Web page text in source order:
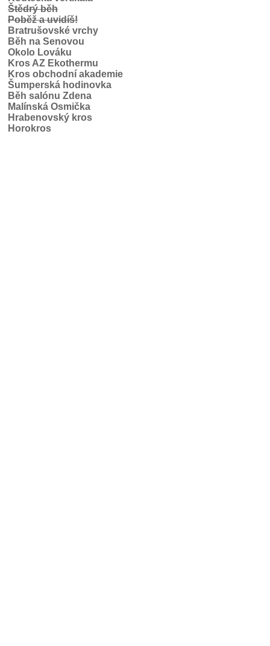
Štědrý běh
Poběž a uvidíš!
Bratrušovské vrchy
Běh na Senovou
Okolo Lováku
Kros AZ Ekothermu
Kros obchodní akademie
Šumperská hodinovka
Běh salónu Zdena
Malínská Osmička
Hrabenovský kros
Horokros